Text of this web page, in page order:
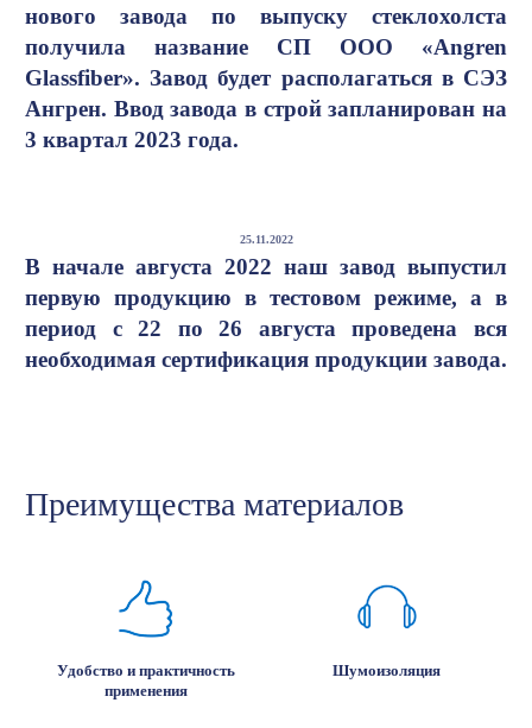
нового завода по выпуску стеклохолста
получила название СП ООО «Angren
Glassfiber». Завод будет располагаться в СЭЗ
Ангрен. Ввод завода в строй запланирован на
3 квартал 2023 года.
25.11.2022
В начале августа 2022 наш завод выпустил
первую продукцию в тестовом режиме, а в
период с 22 по 26 августа проведена вся
необходимая сертификация продукции завода.
Преимущества материалов
Удобство и практичность
применения
Шумоизоляция